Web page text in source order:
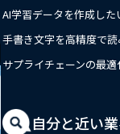
AI学習データを作成した
手書き文字を高精度で
サプライチェーンの最適
自分と近い